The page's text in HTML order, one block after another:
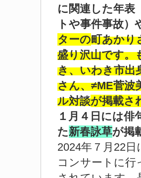
に関連した年表
トや事件事故）
ターの町あかり
盛り沢山です。
き、いわき市出
さん、≠ME菅波
ル対談が掲載さ
１月４日には俳
た新春詠草が掲
2024年７月22
コンサートに行